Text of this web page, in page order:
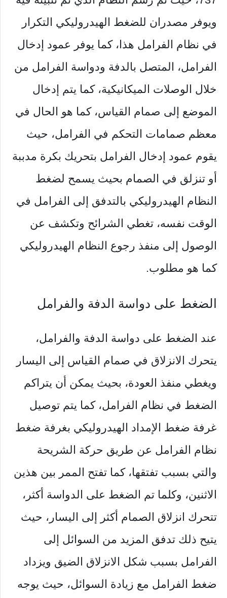
ويوفر مصدران للضغط الهيدروليكي التكرار
في نظام الفرامل هذا، كما يوفر عمود إدخال
الفرامل، المتصل بالدفة ودواسة الفرامل من
خلال الوصلات الميكانيكية، كما يتم إدخال
الموضع إلى صمام القياس، كما هو الحال في
معظم صمامات التحكم في الفرامل، حيث
يقوم عمود إدخال الفرامل بتحريك بكرة مدببة
أو تنزلق في الصمام بحيث يسمح لضغط
النظام الهيدروليكي بالتدفق إلى الفرامل في
الوقت نفسه، تغطي الشرائح وتكشف عن
الوصول إلى منفذ رجوع النظام الهيدروليكي
كما هو مطلوب.
الضغط على دواسة الدفة والفرامل
عند الضغط على دواسة الدفة والفرامل،
يتحرك الانزلاق في صمام القياس إلى اليسار
ويغطي منفذ العودة، بحيث يمكن أن يتراكم
الضغط في نظام الفرامل، كما يتم توصيل
غرفة ضغط الإمداد الهيدروليكي بغرفة ضغط
نظام الفرامل عن طريق حركة الشريحة
والتي بسبب تفتقها، كما تفتح الممر بين هذين
الاثنين، وكلما تم الضغط على الدواسة أكثر،
تتحرك انزلاق الصمام أكثر إلى اليسار، حيث
يتيح ذلك تدفق المزيد من السوائل إلى
الفرامل بسبب شكل الانزلاق الضيق ويزداد
ضغط الفرامل مع زيادة السوائل، حيث يوجه